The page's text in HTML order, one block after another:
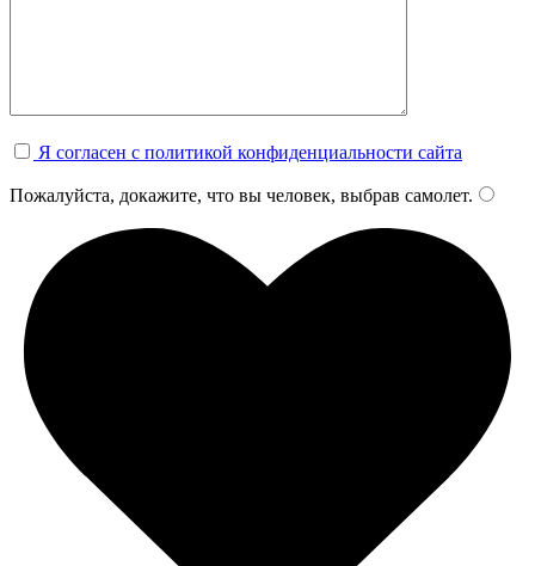
Я согласен с политикой конфиденциальности сайта
Пожалуйста, докажите, что вы человек, выбрав самолет.